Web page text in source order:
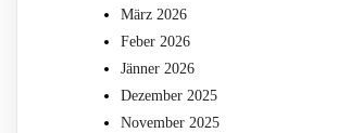
März 2026
Feber 2026
Jänner 2026
Dezember 2025
November 2025